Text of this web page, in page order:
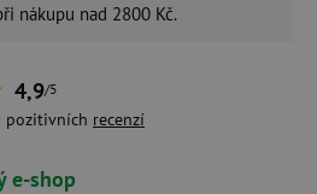
nákupu nad 2800 Kč.
4,9/5
pozitivních recenzí
e-shop